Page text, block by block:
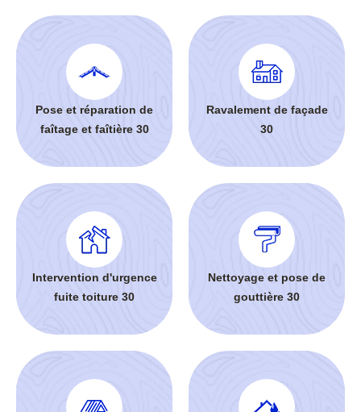
Pose et réparation de
faîtage et faîtière 30
Ravalement de façade
30
Intervention d'urgence
fuite toiture 30
Nettoyage et pose de
gouttière 30